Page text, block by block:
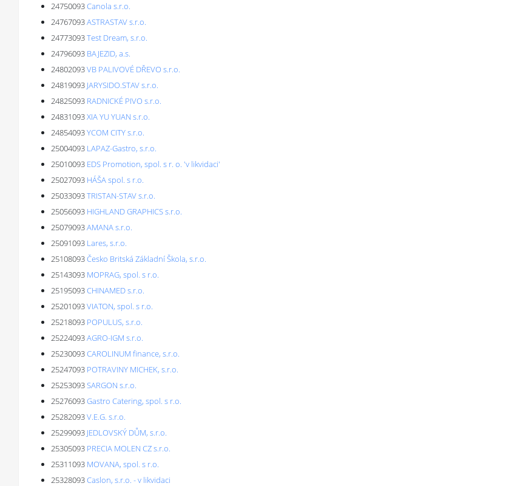
24750093Canola s.r.o.
24767093ASTRASTAV s.r.o.
24773093Test Dream, s.r.o.
24796093 BAJEZID, a.s.
24802093VB PALIVOVÉ DŘEVO s.r.o.
24819093 JARYSIDO.STAV s.r.o.
24825093 RADNICKÉ PIVO s.r.o.
24831093XIA YU YUAN s.r.o.
24854093YCOM CITY s.r.o.
25004093 LAPAZ-Gastro, s.r.o.
25010093 EDS Promotion, spol. s r. o. 'v likvidaci'
25027093 HÁŠA spol. s r.o.
25033093TRISTAN-STAV s.r.o.
25056093 HIGHLAND GRAPHICS s.r.o.
25079093AMANA s.r.o.
25091093 Lares, s.r.o.
25108093Česko Britská Základní Škola, s.r.o.
25143093 MOPRAG, spol. s r.o.
25195093CHINAMED s.r.o.
25201093VIATON, spol. s r.o.
25218093 POPULUS, s.r.o.
25224093AGRO-IGM s.r.o.
25230093CAROLINUM finance, s.r.o.
25247093 POTRAVINY MICHEK, s.r.o.
25253093SARGON s.r.o.
25276093Gastro Catering, spol. s r.o.
25282093V.E.G. s.r.o.
25299093 JEDLOVSKÝ DŮM, s.r.o.
25305093 PRECIA MOLEN CZ s.r.o.
25311093 MOVANA, spol. s r.o.
25328093Caslon, s.r.o. - v likvidaci